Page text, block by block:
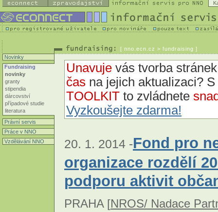
[ nno.ecn.cz > fundraising ]
Novinky
Fundraising
novinky
granty
stipendia
dárcovství
případové studie
literatura
Právní servis
Práce v NNO
Vzdělávání NNO
Unavuje vás tvorba
čas na jejich aktualizaci? S
TOOLKIT to zvládnete
Vyzkoušejte zdarma!
20. 1. 2014 -Fond pro
organizace rozdělí
podporu aktivit
PRAHA [NROS/ Nadace